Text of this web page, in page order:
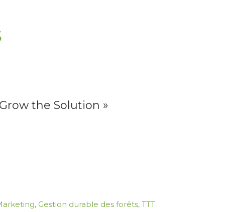
the Solution »
, Gestion durable des forêts, TTT